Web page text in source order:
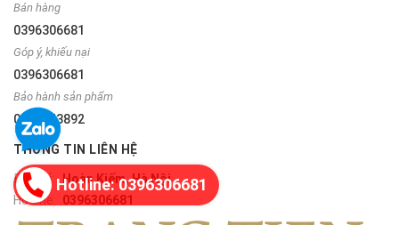
Bán hàng
0396306681
Góp ý, khiếu nại
0396306681
Bảo hành sản phẩm
0335243892
THÔNG TIN LIÊN HỆ
Địa chỉ:
Hoàn Kiếm, Hà Nội
Hotline:
0396306681
Hotline: 0396306681